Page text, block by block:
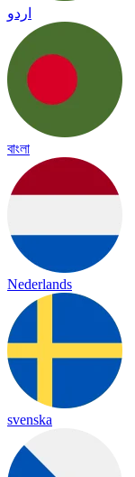
اردو
বাংলা
Nederlands
svenska